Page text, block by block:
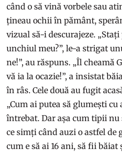
când o să vină vorbele sau
țineau ochii în pământ,
vizual să-i descurajeze.
unchiul meu?”, le-a strigat
ne!”, au răspuns. „Îl cheamă
vă ia la ocazie!”, a insistat
în râs. Cele două au fugit
„Cum ai putea să glumești cu
întrebat. Dar așa cum tipii nu
ce simți când auzi o astfel
cum e să ai 16 ani, să fii băiat